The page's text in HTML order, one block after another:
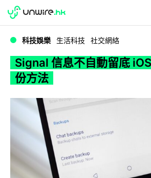
WWDC 2026
科技娛樂 生活科技 社交網絡
Signal 信息不自動留底
份方法